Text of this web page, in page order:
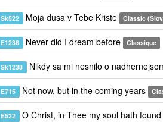
Sk522 Moja dusa v Tebe Kriste Classic
E1238 Never did I dream before Classique
Sk1238 Nikdy sa mi nesnilo o
E715 Not now, but in the coming years
E522 O Christ, in Thee my soul hath found